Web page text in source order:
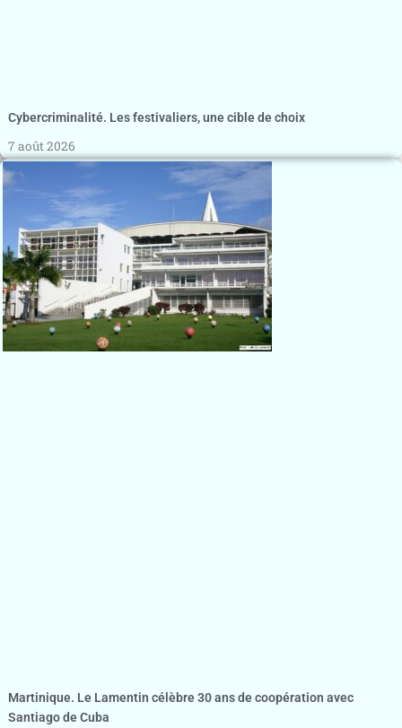
Cybercriminalité. Les festivaliers, une cible de choix
7 août 2026
Martinique. Le Lamentin célèbre 30 ans de coopération avec
Santiago de Cuba